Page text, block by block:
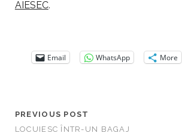
AIESEC.
Email WhatsApp More
PREVIOUS POST
LOCUIESC ÎNTR-UN BAGAJ